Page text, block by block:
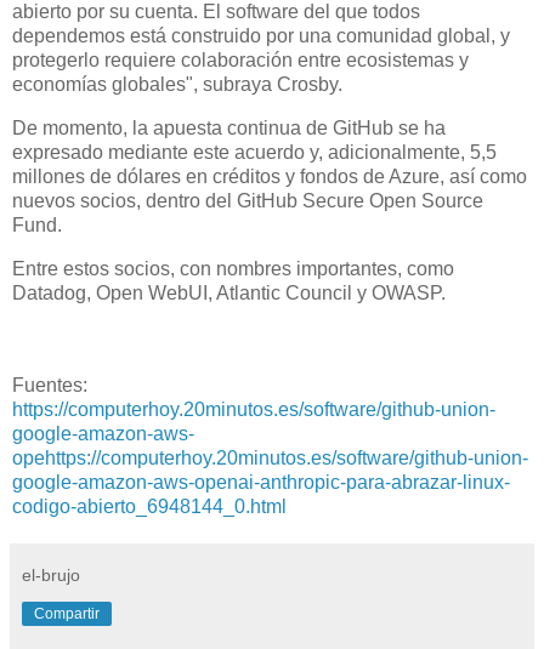
abierto por su cuenta. El software del que todos
dependemos está construido por una comunidad global, y
protegerlo requiere colaboración entre ecosistemas y
economías globales", subraya Crosby.
De momento, la apuesta continua de GitHub se ha
expresado mediante este acuerdo y, adicionalmente, 5,5
millones de dólares en créditos y fondos de Azure, así como
nuevos socios, dentro del GitHub Secure Open Source
Fund.
Entre estos socios, con nombres importantes, como
Datadog, Open WebUI, Atlantic Council y OWASP.
Fuentes:
https://computerhoy.20minutos.es/software/github-union-
google-amazon-aws-
opehttps://computerhoy.20minutos.es/software/github-union-
google-amazon-aws-openai-anthropic-para-abrazar-linux-
codigo-abierto_6948144_0.html
el-brujo
Compartir